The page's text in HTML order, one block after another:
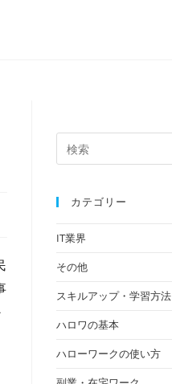
カテゴリー
IT業界
その他
スキルアップ・学習方法
ハロワの基本
ハローワークの使い方